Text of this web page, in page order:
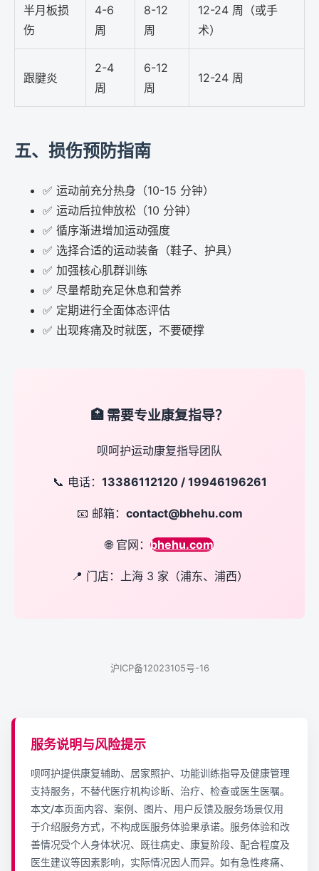
半月板损
伤
4-6
周
8-12
周
12-24 周（或手
术）
跟腱炎
2-4
周
6-12
周
12-24 周
五、损伤预防指南
✅ 运动前充分热身（10-15 分钟）
✅ 运动后拉伸放松（10 分钟）
✅ 循序渐进增加运动强度
✅ 选择合适的运动装备（鞋子、护具）
✅ 加强核心肌群训练
✅ 尽量帮助充足休息和营养
✅ 定期进行全面体态评估
✅ 出现疼痛及时就医，不要硬撑
🏥 需要专业康复指导？
呗呵护运动康复指导团队
📞 电话： 13386112120 / 19946196261
📧 邮箱： contact@bhehu.com
🌐 官网： bhehu.com
📍 门店：上海 3 家（浦东、浦西）
沪ICP备12023105号-16
服务说明与风险提示
呗呵护提供康复辅助、居家照护、功能训练指导及健康管理
支持服务，不替代医疗机构诊断、治疗、检查或医生医嘱。
本文/本页面内容、案例、图片、用户反馈及服务场景仅用
于介绍服务方式，不构成医服务体验果承诺。服务体验和改
善情况受个人身体状况、既往病史、康复阶段、配合程度及
医生建议等因素影响，实际情况因人而异。如有急性疼痛、